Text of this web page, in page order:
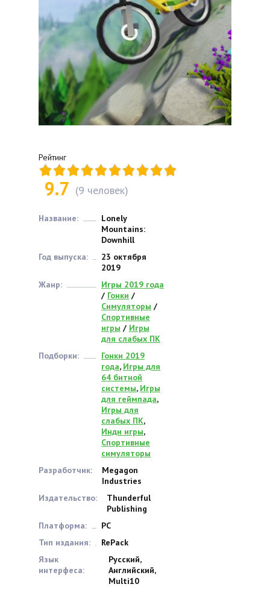
Рейтинг
9.7 (9 человек)
Название:
Lonely
Mountains:
Downhill
Год выпуска:
23 октября
2019
Жанр:
Игры 2019 года
/ Гонки /
Симуляторы /
Спортивные
игры / Игры
для слабых ПК
Подборки:
Гонки 2019
года, Игры для
64 битной
системы, Игры
для геймпада,
Игры для
слабых ПК,
Инди игры,
Спортивные
симуляторы
Разработчик:
Megagon
Industries
Издательство:
Thunderful
Publishing
Платформа:
PC
Тип издания:
RePack
Язык
интерфеса:
Русский,
Английский,
Multi10